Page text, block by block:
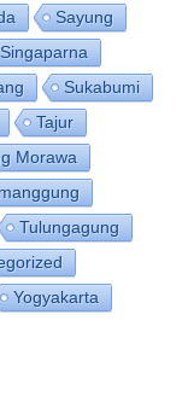
Sayung
Singaparna
Sukabumi
Tajur
Morawa
Tulungagung
Yogyakarta